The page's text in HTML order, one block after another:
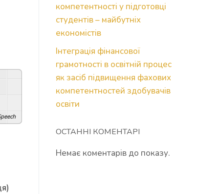
компетентності у підготовці
студентів – майбутніх
економістів
Інтеграція фінансової
грамотності в освітній процес
як засіб підвищення фахових
компетентностей здобувачів
освіти
ОСТАННІ КОМЕНТАРІ
Немає коментарів до показу.